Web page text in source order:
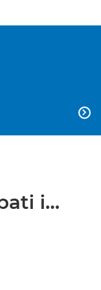

i...